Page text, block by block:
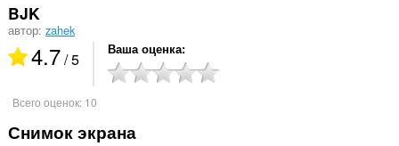
BJK
автор: zahek
4.7/ 5 Ваша оценка
Всего оценок: 10
Снимок экрана